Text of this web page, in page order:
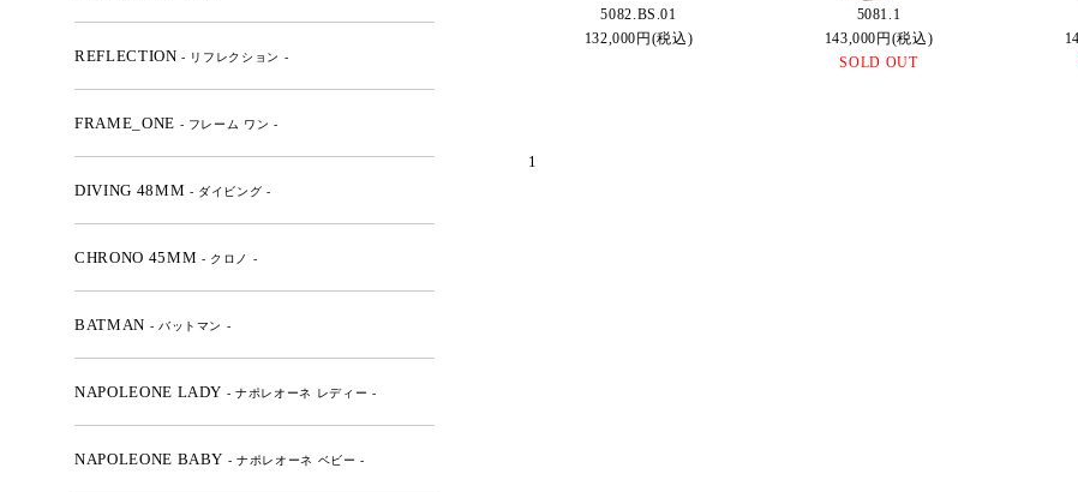
5082.BS.01
132,000円(税込)
5081.1
143,000円(税込)
SOLD OUT
1
REFLECTION- リフレクション -
FRAME_ONE - フレーム ワン -
DIVING 48MM - ダイビング -
CHRONO 45MM - クロノ -
BATMAN - バットマン -
NAPOLEONE LADY - ナポレオーネ レディー -
NAPOLEONE BABY - ナポレオーネ ベビー -